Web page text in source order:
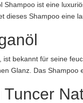
keine Haftung übernommen.
Abbildung abweichen.
Shampoo ist eine
dieses Shampoo eine
bekannt für seine
Glanz. Das